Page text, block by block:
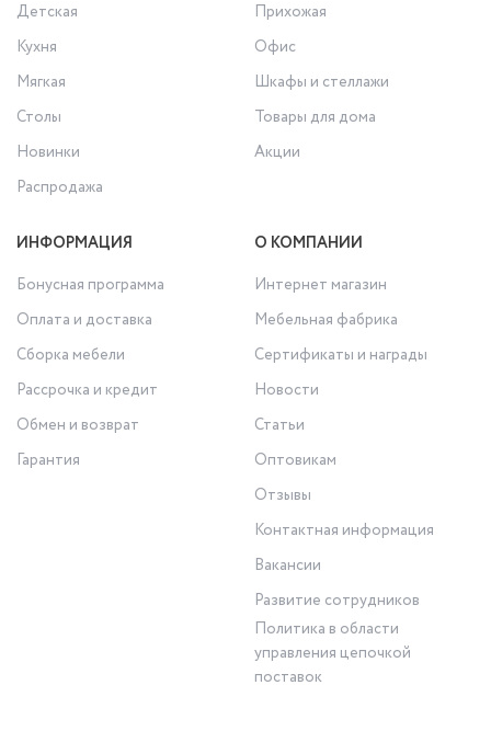
Детская
Прихожая
Кухня
Офис
Мягкая
Шкафы и стеллажи
Столы
Товары для дома
Новинки
Акции
Распродажа
ИНФОРМАЦИЯ
Бонусная программа
Оплата и доставка
Сборка мебели
Рассрочка и кредит
Обмен и возврат
Гарантия
О КОМПАНИИ
Интернет магазин
Мебельная фабрика
Сертификаты и награды
Новости
Статьи
Оптовикам
Отзывы
Контактная информация
Вакансии
Развитие сотрудников
Политика в области
управления цепочкой
поставок